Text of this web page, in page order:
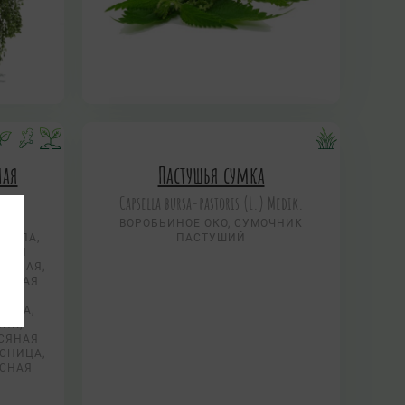
Пастушья сумка
Capsella bursa-pastoris (L.) Medik.
ВОРОБЬИНОЕ ОКО, CУМОЧНИК
ПАСТУШИЙ